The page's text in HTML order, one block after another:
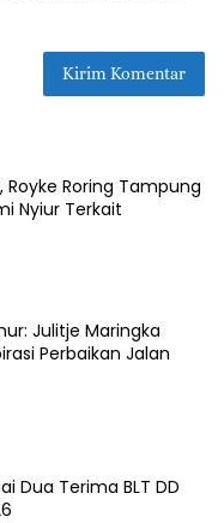
Royke Roring Tampung
Nyiur Terkait
Julitje Maringka
Perbaikan Jalan
Dua Terima BLT DD